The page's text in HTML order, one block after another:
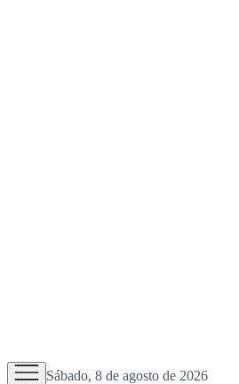
Sábado, 8 de agosto de 2026